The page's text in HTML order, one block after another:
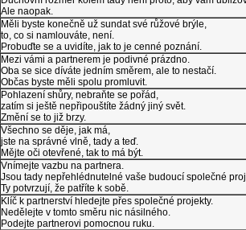
Ale naopak.
Měli byste konečně už sundat své růžové brýle,
to, co si namlouváte, není.
Probuďte se a uvidíte, jak to je cenné poznání.
Mezi vámi a partnerem je podivné prázdno.
Oba se sice díváte jedním směrem, ale to nestačí.
Občas byste měli spolu promluvit.
Pohlazení shůry, nebraňte se pořád,
zatím si ještě nepřipouštíte žádný jiný svět.
Změní se to již brzy.
Všechno se děje, jak má,
jste na správné vlně, tady a teď.
Mějte oči otevřené, tak to má být.
Vnímejte vazbu na partnera.
Jsou tady nepřehlédnutelné vaše budoucí společné
Ty potvrzují, že patříte k sobě.
Klíč k partnerství hledejte přes společné projekty.
Nedělejte v tomto směru nic násilného.
Podejte partnerovi pomocnou ruku.